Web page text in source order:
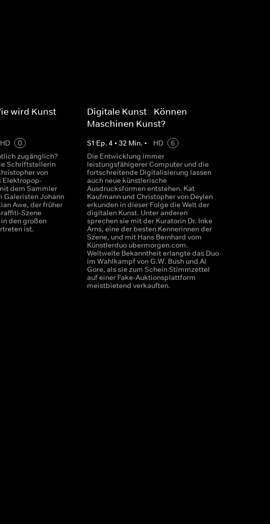
wird Kunst
HD
0
zugänglich?
Schriftstellerin
von
Elektropop-
dem Sammler
Galeristen Johann
Awe, der früher
Szene
den großen
ist.
Digitale Kunst - Können
Maschinen Kunst?
S1 Ep. 4 • 32 Min. • HD
6
Die Entwicklung immer
leistungsfähigerer Computer und die
fortschreitende Digitalisierung lassen
auch neue künstlerische
Ausdrucksformen entstehen. Kat
Kaufmann und Christopher von Deylen
erkunden in dieser Folge die Welt der
digitalen Kunst. Unter anderen
sprechen sie mit der Kuratorin Dr. Inke
Arns, eine der besten Kennerinnen der
Szene, und mit Hans Bernhard vom
Künstlerduo ubermorgen.com.
Weltweite Bekanntheit erlangte das Duo
im Wahlkampf von G.W. Bush und Al
Gore, als sie zum Schein Stimmzettel
auf einer Fake-Auktionsplattform
meistbietend verkauften.